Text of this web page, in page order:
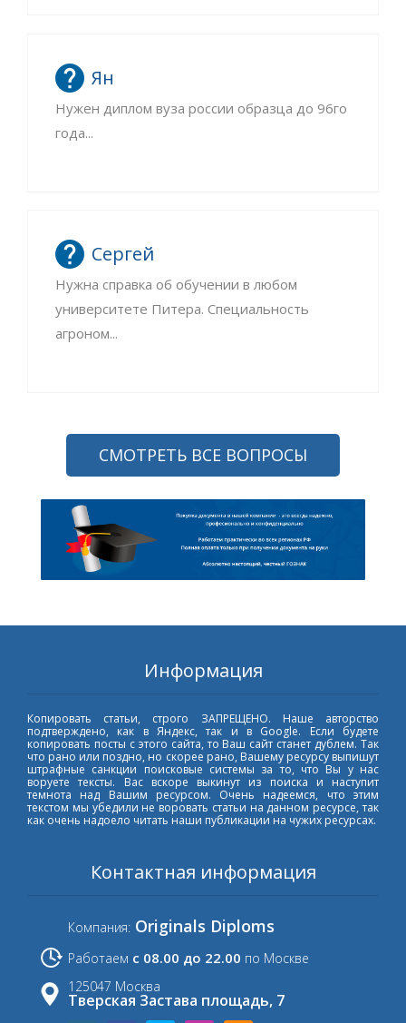
Ян
Нужен диплом вуза россии образца до 96го
года...
Сергей
Нужна справка об обучении в любом
университете Питера. Специальность
агроном...
СМОТРЕТЬ ВСЕ ВОПРОСЫ
Информация
Копировать статьи, строго ЗАПРЕЩЕНО. Наше авторство
подтверждено, как в Яндекс, так и в Google. Если будете
копировать посты с этого сайта, то Ваш сайт станет дублем. Так
что рано или поздно, но скорее рано, Вашему ресурсу выпишут
штрафные санкции поисковые системы за то, что Вы у нас
воруете тексты. Вас вскоре выкинут из поиска и наступит
темнота над Вашим ресурсом. Очень надеемся, что этим
текстом мы убедили не воровать статьи на данном ресурсе, так
как очень надоело читать наши публикации на чужих ресурсах.
Контактная информация
Компания: Originals Diploms
Работаем с 08.00 до 22.00 по Москве
125047 Москва
Тверская Застава площадь, 7